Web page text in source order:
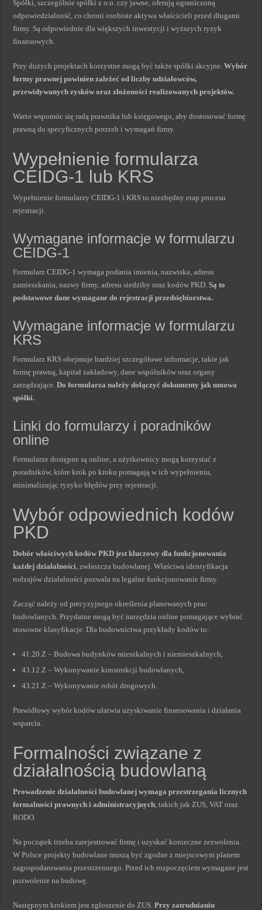
Spółki, szczególnie spółki z o.o. czy jawne, oferują ograniczoną
odpowiedzialność, co chroni osobiste aktywa właścicieli przed długami
firmy. Są odpowiednie dla większych inwestycji i wyższych ryzyk
finansowych.
Przy dużych projektach korzystne mogą być także spółki akcyjne.Wybór
formy prawnej powinien zależeć od liczby udziałowców,
przewidywanych zysków oraz złożoności realizowanych projektów.
Warto wspomóc się radą prawnika lub księgowego, aby dostosować formę
prawną do specyficznych potrzeb i wymagań firmy.
Wypełnienie formularza
CEIDG-1 lub KRS
Wypełnienie formularzy CEIDG-1 i KRS to niezbędny etap procesu
rejestracji.
Wymagane informacje w formularzu
CEIDG-1
Formularz CEIDG-1 wymaga podania imienia, nazwiska, adresu
zamieszkania, nazwy firmy, adresu siedziby oraz kodów PKD.Są to
podstawowe dane wymagane do rejestracji przedsiębiorstwa.
Wymagane informacje w formularzu
KRS
Formularz KRS obejmuje bardziej szczegółowe informacje, takie jak
formę prawną, kapitał zakładowy, dane wspólników oraz organy
zarządzające.Do formularza należy dołączyć dokumenty jak umowa
spółki.
Linki do formularzy i poradników
online
Formularze dostępne są online, a użytkownicy mogą korzystać z
poradników, które krok po kroku pomagają w ich wypełnieniu,
minimalizując ryzyko błędów przy rejestracji.
Wybór odpowiednich kodów
PKD
Dobór właściwych kodów PKD jest kluczowy dla funkcjonowania
każdej działalności, zwłaszcza budowlanej. Właściwa identyfikacja
rodzajów działalności pozwala na legalne funkcjonowanie firmy.
Zacząć należy od precyzyjnego określenia planowanych prac
budowlanych. Przydatne mogą być narzędzia online pomagające wybrać
stosowne klasyfikacje. Dla budownictwa przykłady kodów to:
41.20.Z – Budowa budynków mieszkalnych i niemieszkalnych,
43.12.Z – Wykonywanie konstrukcji budowlanych,
43.21.Z – Wykonywanie robót drogowych.
Prawidłowy wybór kodów ułatwia uzyskiwanie finansowania i działania
wsparcia.
Formalności związane z
działalnością budowlaną
Prowadzenie działalności budowlanej wymaga przestrzegania licznych
formalności prawnych i administracyjnych, takich jak ZUS, VAT oraz
RODO.
Na początek trzeba zarejestrować firmę i uzyskać konieczne zezwolenia.
W Polsce projekty budowlane muszą być zgodne z miejscowym planem
zagospodarowania przestrzennego. Przed ich rozpoczęciem wymagane jest
pozwolenie na budowę.
Następnym krokiem jest zgłoszenie do ZUS.Przy zatrudnianiu